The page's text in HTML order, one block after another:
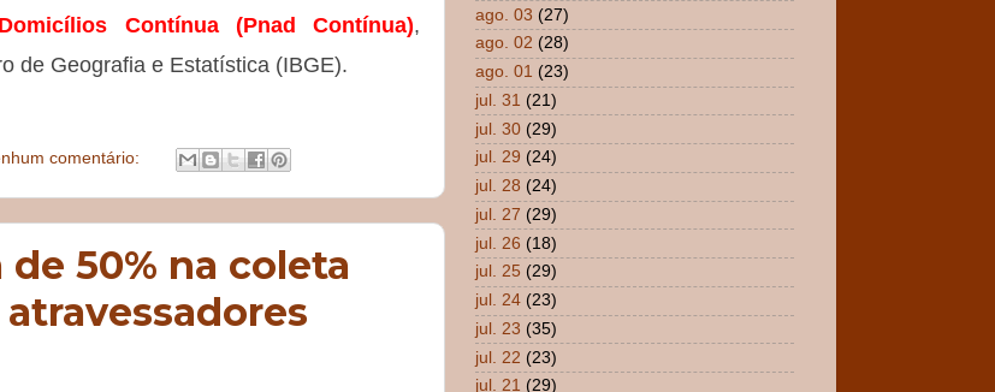
Contínua (Pnad Contínua),
de Geografia e Estatística (IBGE).
comentário:
50% na coleta
ago. 03 (27)
ago. 02 (28)
ago. 01 (23)
jul. 31 (21)
jul. 30 (29)
jul. 29 (24)
jul. 28 (24)
jul. 27 (29)
jul. 26 (18)
jul. 25 (29)
jul. 24 (23)
jul. 23 (35)
jul. 22 (23)
jul. 21 (29)